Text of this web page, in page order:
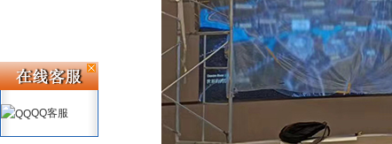
QQ客服